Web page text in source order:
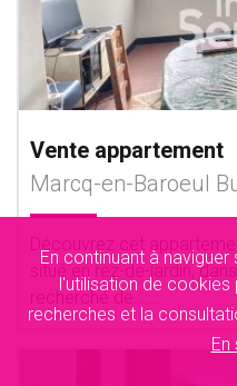
En continuant à
l'utilisation de
recherches et la
En
Vente appartement
Marcq-en-Baroeul
situé en rez-de-jardin,
recherché de......